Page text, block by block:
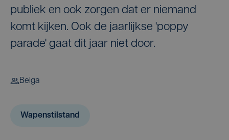
publiek en ook zorgen dat er niemand
komt kijken. Ook de jaarlijkse 'poppy
parade' gaat dit jaar niet door.
Belga
Wapenstilstand